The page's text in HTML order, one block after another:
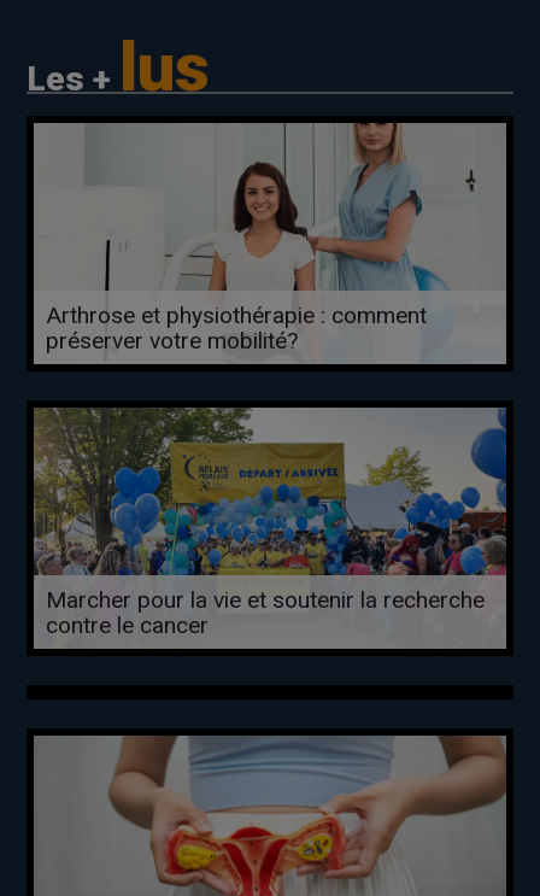
Les + lus
Arthrose et physiothérapie : comment
préserver votre mobilité?
Marcher pour la vie et soutenir la recherche
contre le cancer